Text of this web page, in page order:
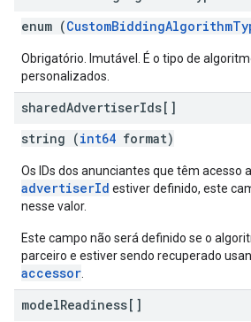
enum (
Obrigatório. Imutável. É o tipo de
personalizados.
sharedAdvertiserIds[]
string (int64 format)
Os IDs dos anunciantes que têm acesso
advertiserId estiver definido, este
nesse valor.
Este campo não será definido se o
parceiro e estiver sendo recuperado
accessor
modelReadiness[]